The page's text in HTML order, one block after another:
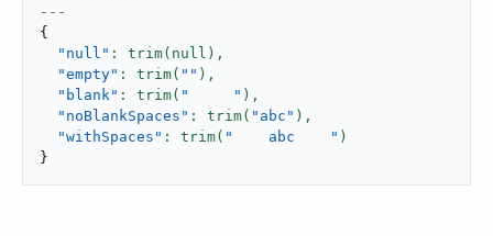
---
{
"null" : trim(null),
"empty" : trim( "" ),
"blank" : trim( "     " ),
"noBlankSpaces" : trim( "abc" ),
"withSpaces" : trim( "    abc    "
}